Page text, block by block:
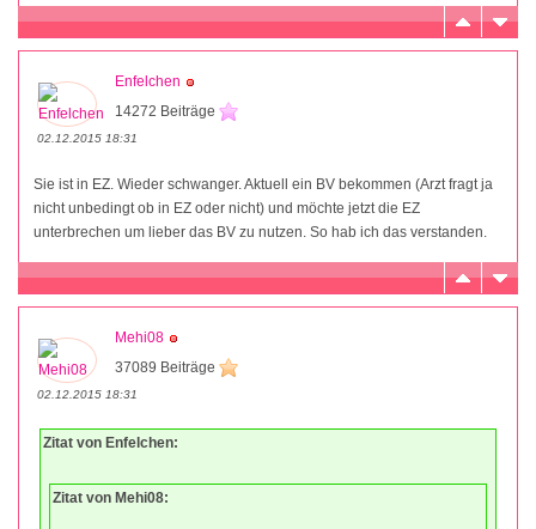
Enfelchen
14272 Beiträge
02.12.2015 18:31
Sie ist in EZ. Wieder schwanger. Aktuell ein BV bekommen (Arzt fragt ja
nicht unbedingt ob in EZ oder nicht) und möchte jetzt die EZ
unterbrechen um lieber das BV zu nutzen. So hab ich das verstanden.
Mehi08
37089 Beiträge
02.12.2015 18:31
Zitat von Enfelchen:
Zitat von Mehi08: